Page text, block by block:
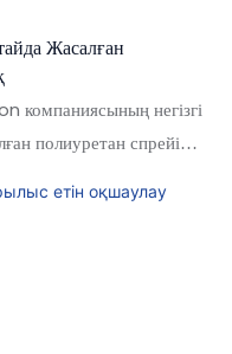
Жасалған
негізгі
полиуретан спрейі
Біздің пу көбік /
/ сұйық тырнақ кәсіби